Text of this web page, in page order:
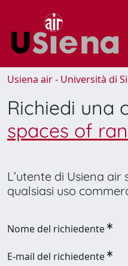
Usiena air - Università di
Richiedi una
spaces of
L’utente di Usiena
qualsiasi uso
Nome del richiedente
E-mail del richiedente